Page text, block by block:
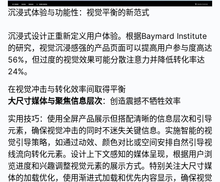
沉浸式体验与功能性：视觉平衡的新范式
沉浸式设计正重新定义用户体验。根据Baymard Institute
的研究，视觉沉浸感强的产品页面可以提高用户参与度高达
56%，但过度的视觉效果可能分散注意力并降低转化率达
24%。
在视觉冲击与转化效率间取得平衡
大尺寸媒体与聚焦信息层次：创造震撼不牺牲效率
实用技巧：使用全屏产品展示但搭配清晰的信息层次和引导
元素，确保视觉冲击的同时不迷失关键信息。实施智能的视
觉引导策略，如通过动效、颜色对比或空间安排自然引导视
线流向转化元素。设计上下文感知的媒体呈现，根据用户浏
览进度和兴趣调整视觉元素的展示方式。特别关注大尺寸媒
体的加载优化，使用渐进式加载和优先内容显示，确保视觉